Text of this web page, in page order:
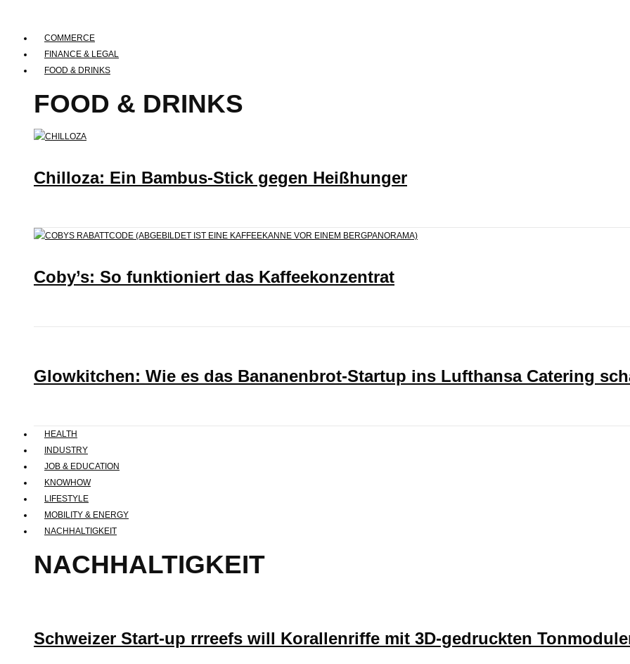
COMMERCE
FINANCE & LEGAL
FOOD & DRINKS
FOOD & DRINKS
Chilloza: Ein Bambus-Stick gegen Heißhunger
Coby’s: So funktioniert das Kaffeekonzentrat
Glowkitchen: Wie es das Bananenbrot-Startup ins Lufthansa Catering
HEALTH
INDUSTRY
JOB & EDUCATION
KNOWHOW
LIFESTYLE
MOBILITY & ENERGY
NACHHALTIGKEIT
NACHHALTIGKEIT
Schweizer Start-up rrreefs will Korallenriffe mit 3D-gedruckten